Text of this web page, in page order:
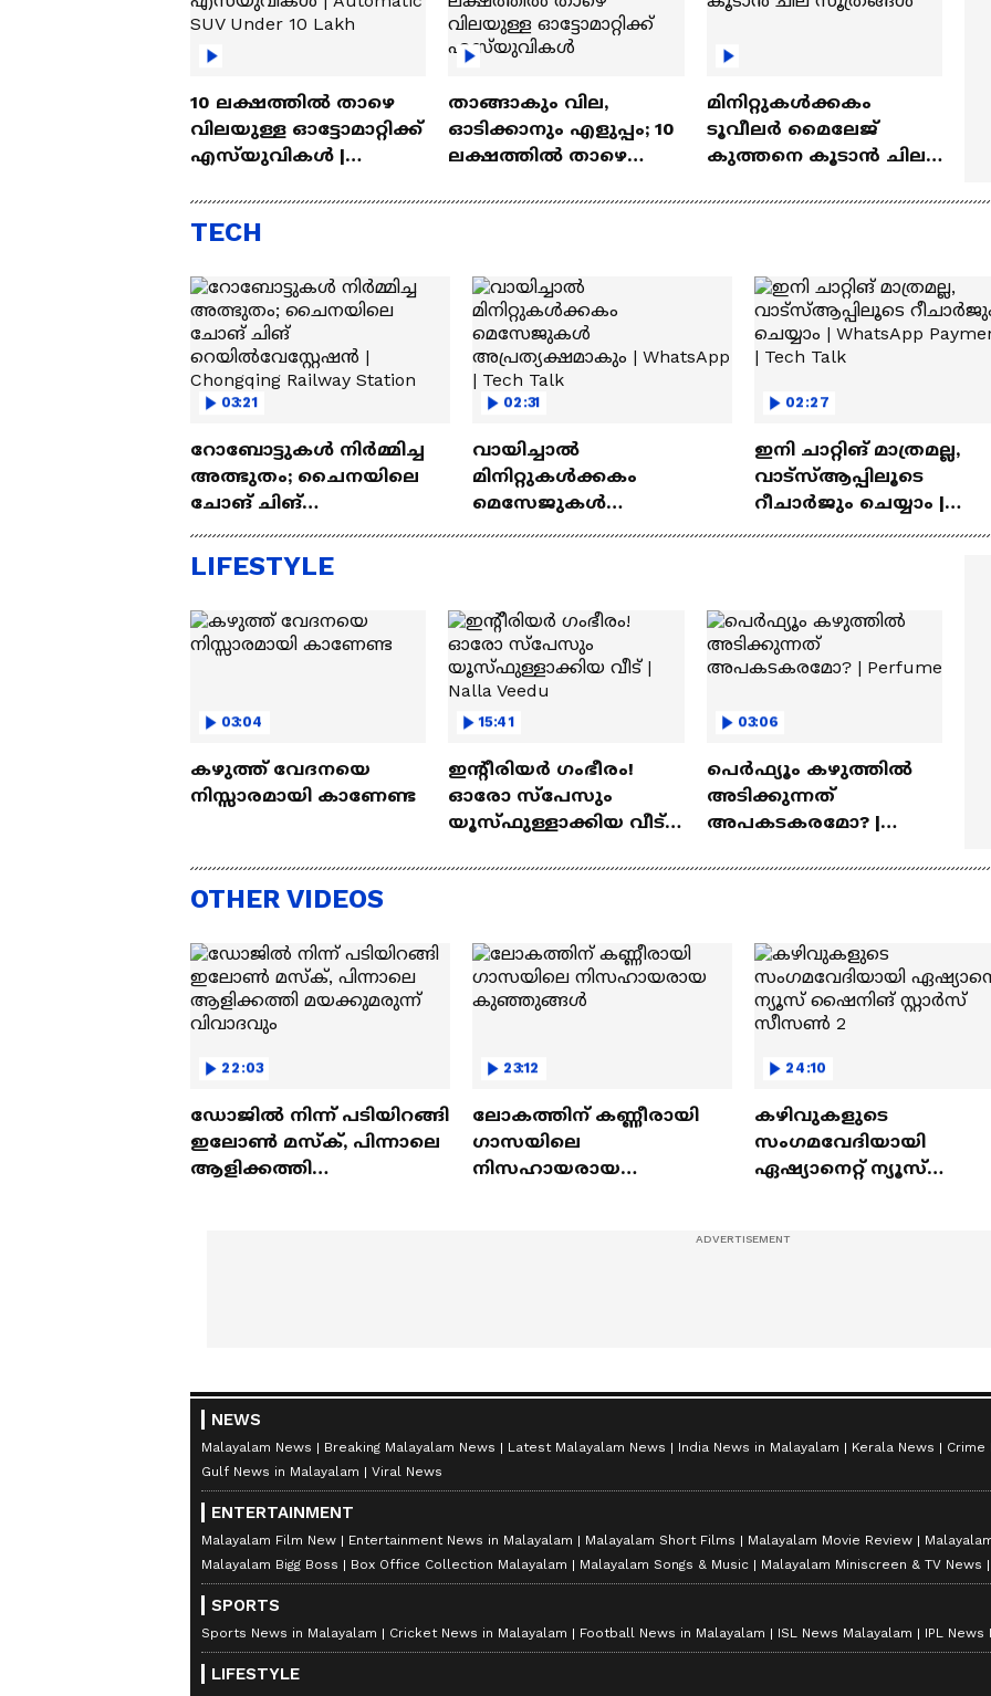
10 ലക്ഷത്തിൽ താഴെ
വിലയുള്ള ഓട്ടോമാറ്റിക്ക്
എസ്‍യുവികൾ |
Lakh
താങ്ങാകും വില,
ഓടിക്കാനും എളുപ്പം; 10
ലക്ഷത്തിൽ താഴെ
എസ്‍യുവികൾ
മിനിറ്റുകൾക്കകം
ടൂവീലർ മൈലേജ്
കുത്തനെ കൂടാൻ ചില
TECH
03:21
റോബോട്ടുകൾ നിർമ്മിച്ച
അത്ഭുതം; ചൈനയിലെ
ചോങ് ചിങ്
Chongqing Railway Station
02:31
വായിച്ചാൽ
മിനിറ്റുകൾക്കകം
മെസേജുകള്‍
02:27
ഇനി ചാറ്റിങ് മാത്രമല്ല,
വാട്‌സ്‌ആപ്പിലൂടെ
റീചാർജും ചെയ്യാം |
LIFESTYLE
03:04
കഴുത്ത് വേദനയെ
നിസ്സാരമായി കാണേണ്ട
15:41
ഇന്റീരിയർ ഗംഭീരം!
ഓരോ സ്‌പേസും
യൂസ്ഫുള്ളാക്കിയ വീട് |
03:06
പെർഫ്യൂം കഴുത്തിൽ
അടിക്കുന്നത്
അപകടകരമോ? |
OTHER VIDEOS
22:03
ഡോജിൽ നിന്ന് പടിയിറങ്ങി
ഇലോൺ മസ്ക്, പിന്നാലെ
ആളിക്കത്തി
23:12
ലോകത്തിന് കണ്ണീരായി
ഗാസയിലെ
നിസഹായരായ
24:10
കഴിവുകളുടെ
സംഗമവേദിയായി
ഏഷ്യാനെറ്റ് ന്യൂസ്
NEWS
Malayalam News Breaking Malayalam News Latest Malayalam News India News in Malayalam Kerala News Crime
Gulf News in Malayalam
Viral News
ENTERTAINMENT
Malayalam Film New Entertainment News in Malayalam Malayalam Short Films Malayalam Movie Review
Malayalam Bigg Boss
Box Office Collection Malayalam Malayalam Songs & Music Malayalam Miniscreen & TV News
SPORTS
Sports News in Malayalam Cricket News in Malayalam Football News in Malayalam ISL News Malayalam IPL News
LIFESTYLE